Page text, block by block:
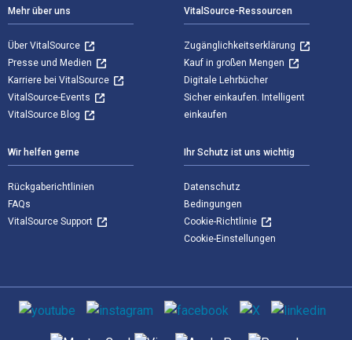
Mehr über uns
Über VitalSource
Presse und Medien
Karriere bei VitalSource
VitalSource-Events
VitalSource Blog
VitalSource-Ressourcen
Zugänglichkeitserklärung
Kauf in großen Mengen
Digitale Lehrbücher
Sicher einkaufen. Intelligent
einkaufen
Wir helfen gerne
Rückgaberichtlinien
FAQs
VitalSource Support
Ihr Schutz ist uns wichtig
Datenschutz
Bedingungen
Cookie-Richtlinie
Cookie-Einstellungen
Sozialen Medien